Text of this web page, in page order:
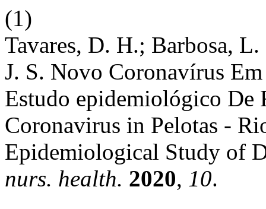
(1)
Tavares, D. H.; Barbosa,
J. S. Novo Coronavírus
Estudo epidemiológico De
Coronavirus in Pelotas -
Epidemiological Study of
nurs. health. 2020, 10.